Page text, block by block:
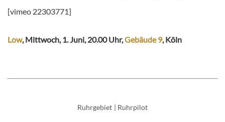
[vimeo 22303771]
Low, Mittwoch, 1. Juni, 20.00 Uhr,Gebäude 9, Köln
Ruhrgebiet | Ruhrpilot